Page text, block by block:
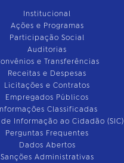
Institucional
Ações e Programas
Participação Social
Auditorias
e Transferências
Receitas e Despesas
Licitações e Contratos
Empregados Públicos
Classificadas
Informação ao Cidadão (SIC)
Perguntas Frequentes
Dados Abertos
Sanções Administrativas